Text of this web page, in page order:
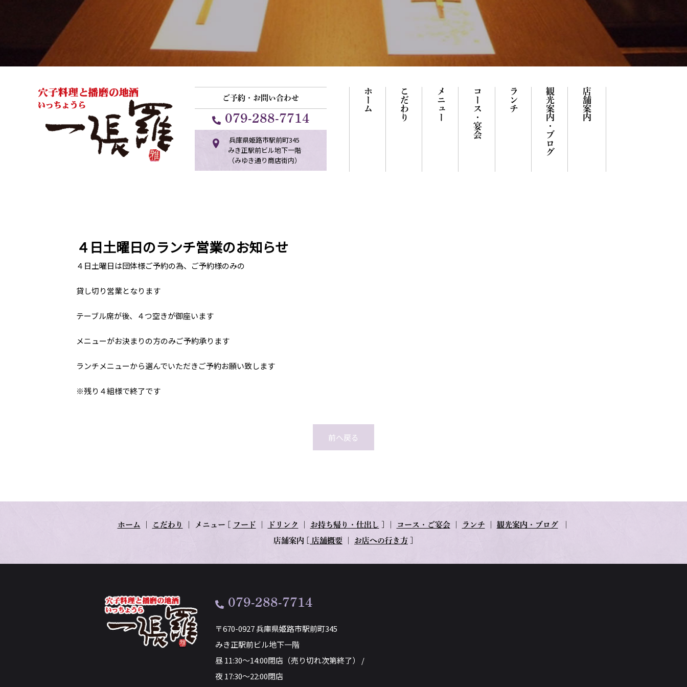
ご予約・お問い合わせ
079-288-7714
兵庫県姫路市駅前町345
みき正駅前ビル地下一階
（みゆき通り商店街内）
ホーム こだわり メニュー コース・宴会 ランチ 観光案内・ブログ 店舗案内
４日土曜日のランチ営業のお知らせ
４日土曜日は団体様ご予約の為、ご予約様のみの
貸し切り営業となります
テーブル席が後、４つ空きが御座います
メニューがお決まりの方のみご予約承ります
ランチメニューから選んでいただきご予約お願い致します
※残り４組様で終了です
前へ戻る
ホーム こだわり メニュー フード ドリンク お持ち帰り・仕出し コース・ご宴会｜ ランチ 観光案内・ブログ｜
店舗案内 店舗概要 お店への行き方
079-288-7714
〒670-0927 兵庫県姫路市駅前町345
みき正駅前ビル地下一階
昼 11:30～14:00閉店（売り切れ次第終了） /
夜 17:30～22:00閉店